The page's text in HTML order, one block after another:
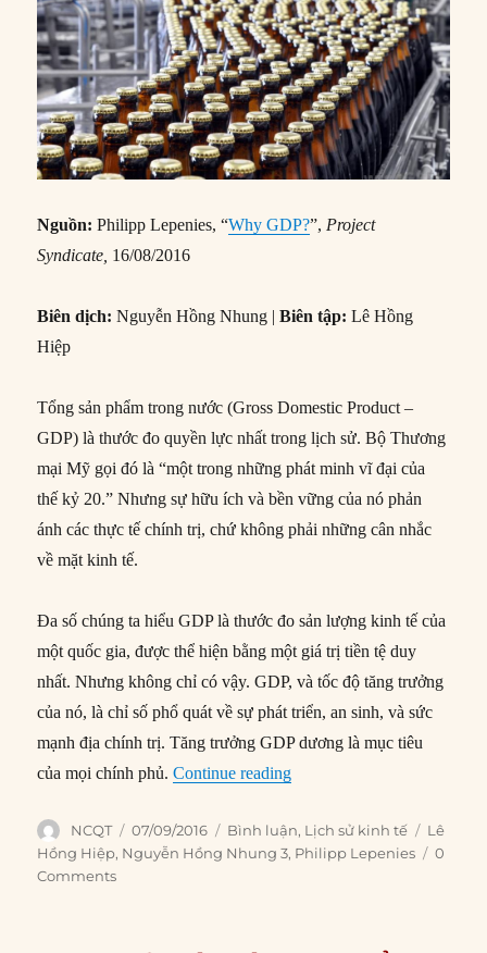
Nguồn:Philipp Lepenies, “Why GDP?”, Project
Syndicate, 16/08/2016
Biên dịch:Nguyễn Hồng Nhung |Biên tập:Lê Hồng
Hiệp
Tổng sản phẩm trong nước (Gross Domestic Product –
GDP) là thước đo quyền lực nhất trong lịch sử. Bộ Thương
mại Mỹ gọi đó là “một trong những phát minh vĩ đại của
thế kỷ 20.” Nhưng sự hữu ích và bền vững của nó phản
ánh các thực tế chính trị, chứ không phải những cân nhắc
về mặt kinh tế.
Đa số chúng ta hiểu GDP là thước đo sản lượng kinh tế của
một quốc gia, được thể hiện bằng một giá trị tiền tệ duy
nhất. Nhưng không chỉ có vậy. GDP, và tốc độ tăng trưởng
của nó, là chỉ số phổ quát về sự phát triển, an sinh, và sức
mạnh địa chính trị. Tăng trưởng GDP dương là mục tiêu
của mọi chính phủ.Continue reading“Lịch sử đằng sau những
Author
NCQT
Posted
on
07/09/2016 Categories
Bình luận, Lịch sử kinh tế Tags
Lê
Hồng Hiệp, Nguyễn Hồng Nhung 3, Philipp Lepenies
0
Comments